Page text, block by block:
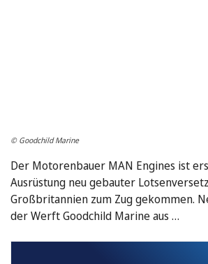
© Goodchild Marine
Der Motorenbauer MAN Engines ist
Ausrüstung neu gebauter
Großbritannien zum Zug gekommen.
der Werft Goodchild Marine aus …